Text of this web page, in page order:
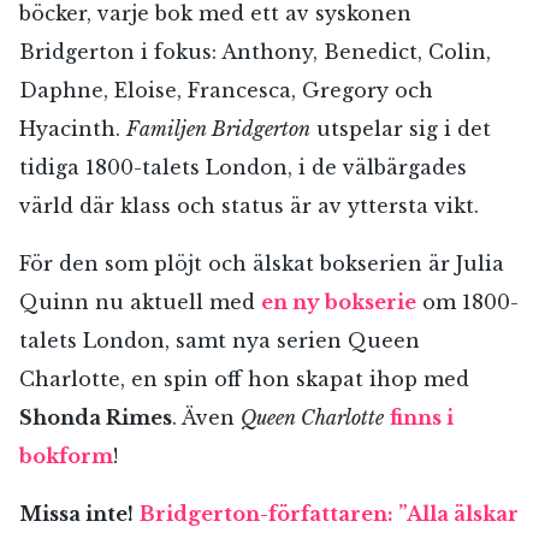
böcker, varje bok med ett av syskonen
Bridgerton i fokus: Anthony, Benedict, Colin,
Daphne, Eloise, Francesca, Gregory och
Hyacinth.Familjen Bridgerton utspelar sig i det
tidiga 1800-talets London, i de välbärgades
värld där klass och status är av yttersta vikt.
För den som plöjt och älskat bokserien är Julia
Quinn nu aktuell med en ny bokserie om 1800-
talets London, samt nya serien Queen
Charlotte, en spin off hon skapat ihop med
Shonda Rimes. Även Queen Charlotte finns i
bokform!
Missa inte! Bridgerton-författaren: ”Alla älskar